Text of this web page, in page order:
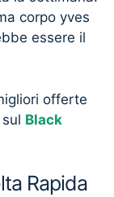
corpo yves
essere il
offerte
Black
Rapida